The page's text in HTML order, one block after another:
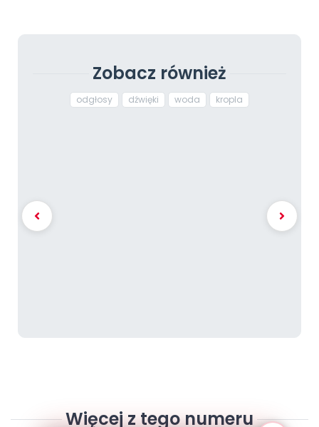
Zobacz również
odgłosy dźwięki woda kropla
Więcej z tego numeru